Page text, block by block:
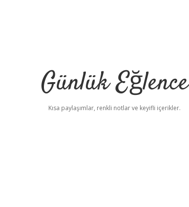
Günlük Eğlence
Kısa paylaşımlar, renkli notlar ve keyifli içerikler.